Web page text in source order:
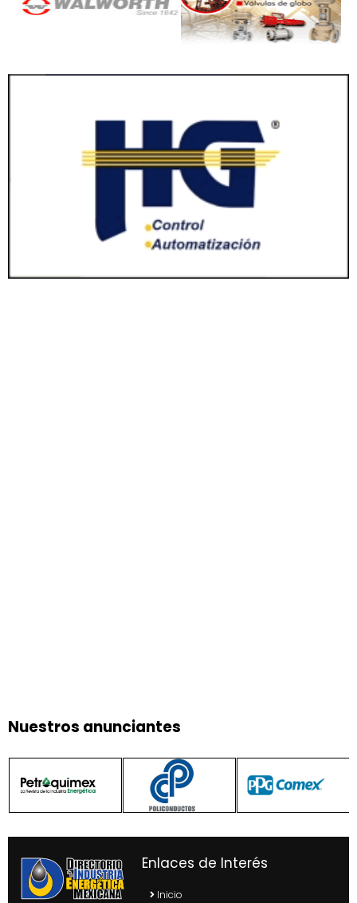
Nuestros anunciantes
Enlaces de Interés
Inicio